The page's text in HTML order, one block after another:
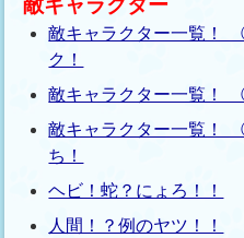
敵キャラクター
敵キャラクター一覧！
ク！
敵キャラクター一覧！
敵キャラクター一覧！
ち！
ヘビ！蛇？にょろ！！
人間！？例のヤツ！！